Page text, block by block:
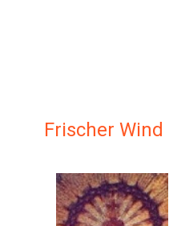
Frischer Wind